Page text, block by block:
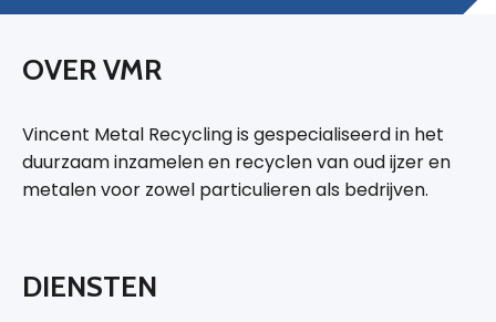
OVER VMR
Vincent Metal Recycling is gespecialiseerd in het
duurzaam inzamelen en recyclen van oud ijzer en
metalen voor zowel particulieren als bedrijven.
DIENSTEN